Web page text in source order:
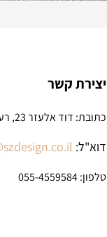
יצירת קשר
כתובת: דוד אלעזר 23, רעננה
דוא"ל:
טלפון: